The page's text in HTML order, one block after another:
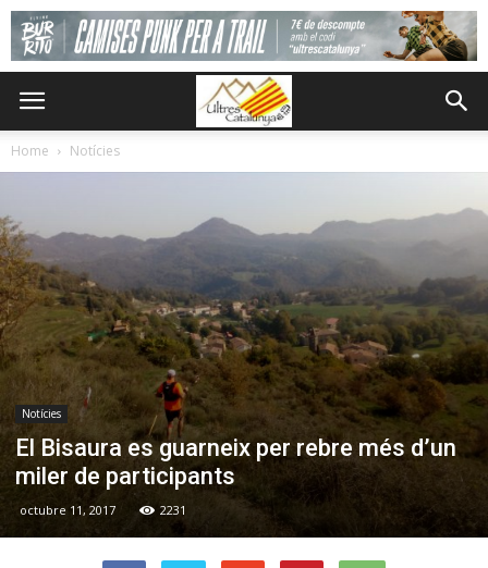
Home Notícies
Notícies
El Bisaura es guarneix per rebre més d’un
miler de participants
octubre 11, 2017 2231